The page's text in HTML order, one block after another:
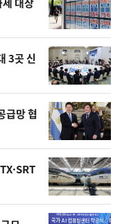
3곳 신
급망 협